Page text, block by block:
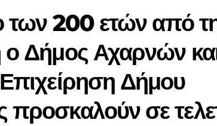
των 200 ετών από
Δήμος Αχαρνών
Δήμου
σε